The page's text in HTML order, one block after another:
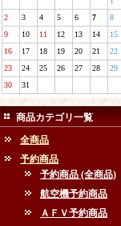
2
3 4 5 6 7
8
9
10 11 12 13 14
15
16
17 18 19 20 21
22
23
24 25 26 27 28
29
30
31
商品カテゴリ一覧
全商品
予約商品
予約商品 (全商品)
航空機予約商品
ＡＦＶ予約商品